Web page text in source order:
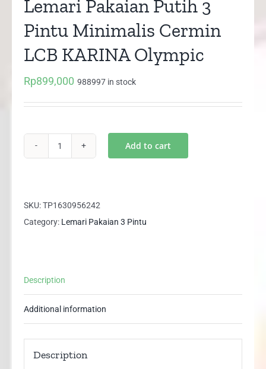
Lemari Pakaian Putih 3
Pintu Minimalis Cermin
LCB KARINA Olympic
Rp899,000 988997 in stock
3
Pintu
KARINA
Add to cart
SKU:TP1630956242
Category: Lemari Pakaian 3 Pintu
Description
Additional information
Description